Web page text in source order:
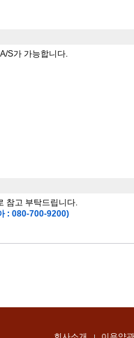
S가 가능합니다.
참고 부탁드립니다.
: 080-700-9200)